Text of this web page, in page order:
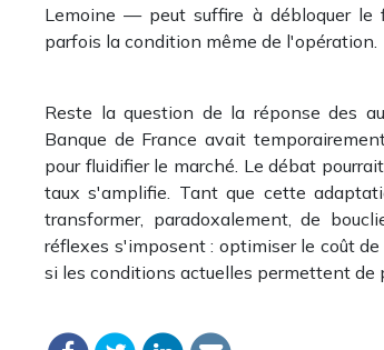
Lemoine — peut suffire à débloquer le
parfois la condition même de l'opération.
Reste la question de la réponse des
Banque de France avait
pour fluidifier le marché. Le débat
taux s'amplifie. Tant que cette
transformer, paradoxalement, de
réflexes s'imposent : optimiser le coût
si les conditions actuelles permettent de